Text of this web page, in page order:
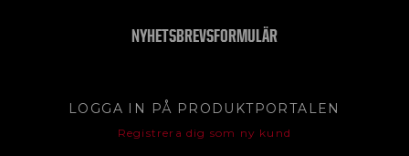
NYHETSBREVSFORMULÄR
LOGGA IN PÅ PRODUKTPORTALEN
Registrera dig som ny kund